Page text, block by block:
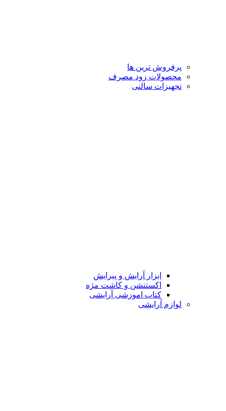
پرفروش ترین ها
محصولات زود مصرف
تجهیزات سالنی
ابزار آرایش و پیرایش
اکستنشن و کاشت مژه
کتاب اموزشی آرایشی
لوازم آرایشی